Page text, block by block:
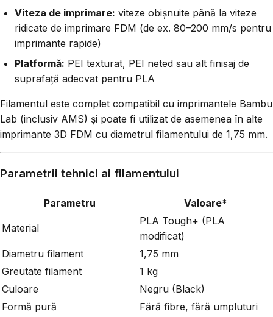
Viteza de imprimare: viteze obișnuite până la viteze
ridicate de imprimare FDM (de ex. 80–200 mm/s pentru
imprimante rapide)
Platformă: PEI texturat, PEI neted sau alt finisaj de
suprafață adecvat pentru PLA
Filamentul este complet compatibil cu imprimantele Bambu
Lab (inclusiv AMS) și poate fi utilizat de asemenea în alte
imprimante 3D FDM cu diametrul filamentului de 1,75 mm.
Parametrii tehnici ai filamentului
Parametru Valoare*
Material
PLA Tough+ (PLA
modificat)
Diametru filament
1,75 mm
Greutate filament
1 kg
Culoare
Negru (Black)
Formă pură
Fără fibre, fără umpluturi